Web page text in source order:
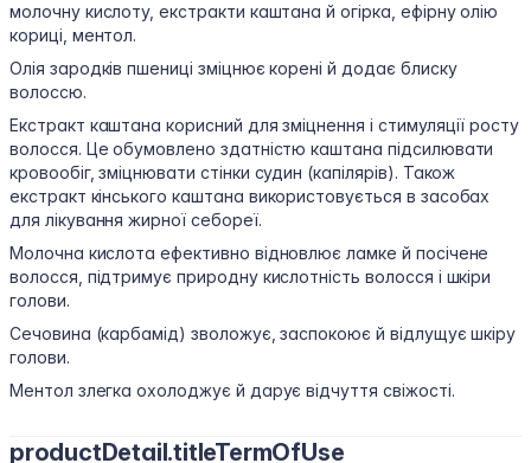
молочну кислоту, екстракти каштана й огірка, ефірну олію
кориці, ментол.
Олія зародків пшениці зміцнює корені й додає блиску
волоссю.
Екстракт каштана корисний для зміцнення і стимуляції росту
волосся. Це обумовлено здатністю каштана підсилювати
кровообіг, зміцнювати стінки судин (капілярів). Також
екстракт кінського каштана використовується в засобах
для лікування жирної себореї.
Молочна кислота ефективно відновлює ламке й посічене
волосся, підтримує природну кислотність волосся і шкіри
голови.
Сечовина (карбамід) зволожує, заспокоює й відлущує шкіру
голови.
Ментол злегка охолоджує й дарує відчуття свіжості.
productDetail.titleTermOfUse